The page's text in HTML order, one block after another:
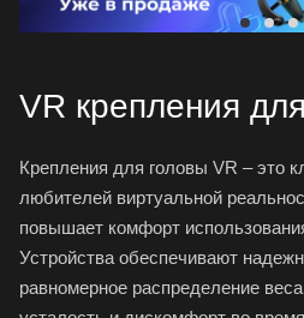
VR крепления
Крепления для головы VR – это
любителей виртуальной
повышает комфорт
Устройства обеспечивают
равномерное распределение